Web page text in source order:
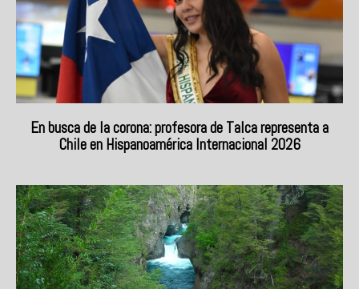
En busca de la corona: profesora de Talca representa a
Chile en Hispanoamérica Internacional 2026